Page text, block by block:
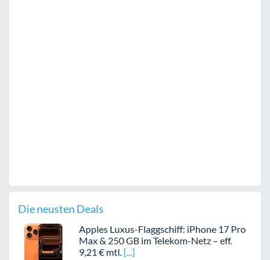
Die neusten Deals
Apples Luxus-Flaggschiff: iPhone 17 Pro
Max & 250 GB im Telekom-Netz – eff.
9,21 € mtl.